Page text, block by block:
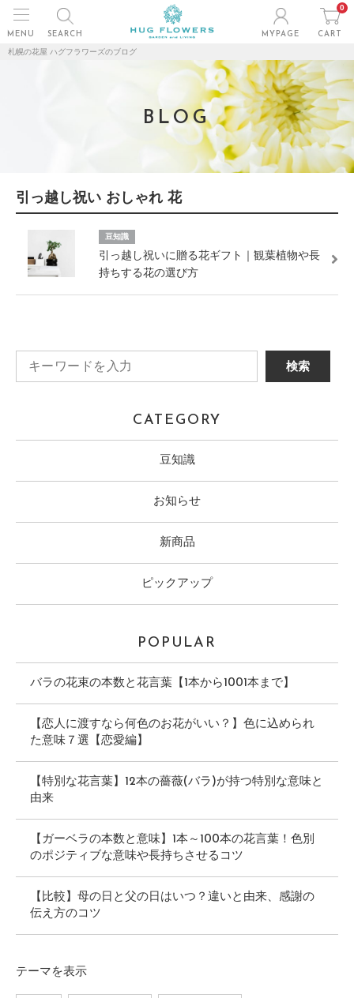
MENU SEARCH MYPAGE
0
CART
札幌の花屋 ハグフラワーズのブログ
BLOG
引っ越し祝い おしゃれ 花
豆知識
引っ越し祝いに贈る花ギフト｜観葉植物や長
持ちする花の選び方
CATEGORY
豆知識
お知らせ
新商品
ピックアップ
POPULAR
バラの花束の本数と花言葉【1本から1001本まで】
【恋人に渡すなら何色のお花がいい？】色に込められ
た意味７選【恋愛編】
【特別な花言葉】12本の薔薇(バラ)が持つ特別な意味と
由来
【ガーベラの本数と意味】1本～100本の花言葉！色別
のポジティブな意味や長持ちさせるコツ
【比較】母の日と父の日はいつ？違いと由来、感謝の
伝え方のコツ
テーマ を表示